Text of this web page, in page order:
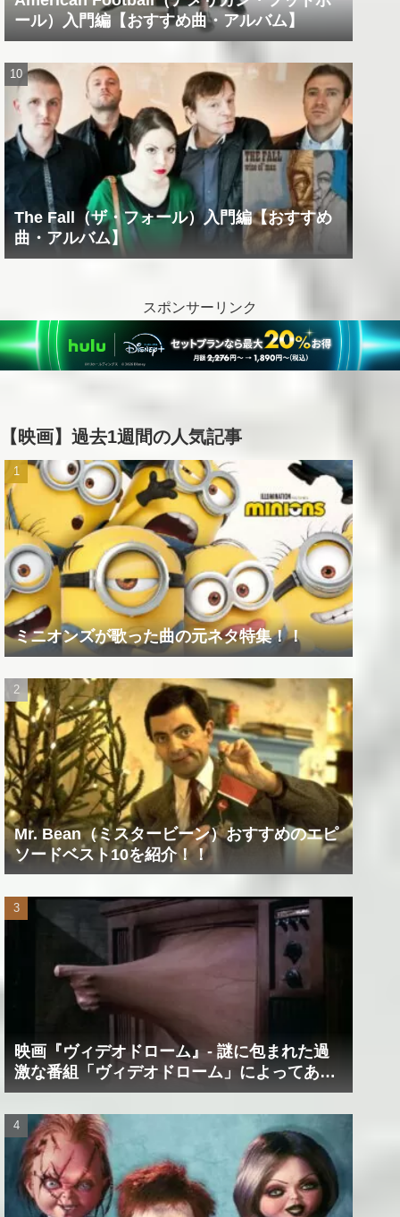
ール）入門編【おすすめ曲・アルバム】
The Fall（ザ・フォール）入門編【おすすめ
曲・アルバム】
スポンサーリンク
【映画】過去1週間の人気記事
ミニオンズが歌った曲の元ネタ特集！！
Mr. Bean（ミスタービーン）おすすめのエピ
ソードベスト10を紹介！！
映画『ヴィデオドローム』‐ 謎に包まれた過
激な番組「ヴィデオドローム」によってあな
たの精神は蝕まれる！